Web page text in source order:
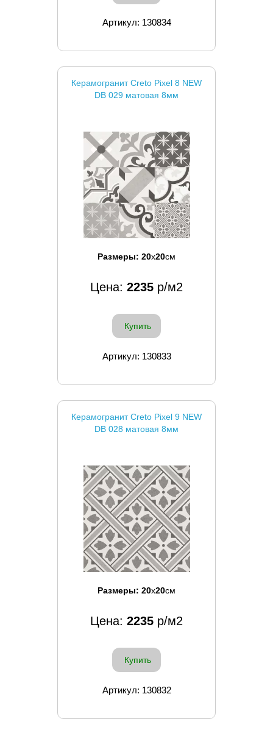
Артикул: 130834
Керамогранит Creto Pixel 8 NEW
DB 029 матовая 8мм
Размеры: 20x20см
Цена: 2235 р/м2
Купить
Артикул: 130833
Керамогранит Creto Pixel 9 NEW
DB 028 матовая 8мм
Размеры: 20x20см
Цена: 2235 р/м2
Купить
Артикул: 130832